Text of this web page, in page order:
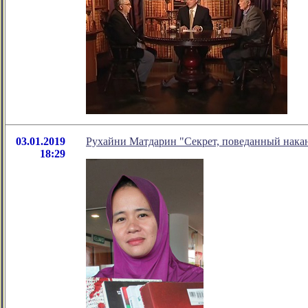
03.01.2019
18:29
Рухайни Матдарин "Секрет, поведанный